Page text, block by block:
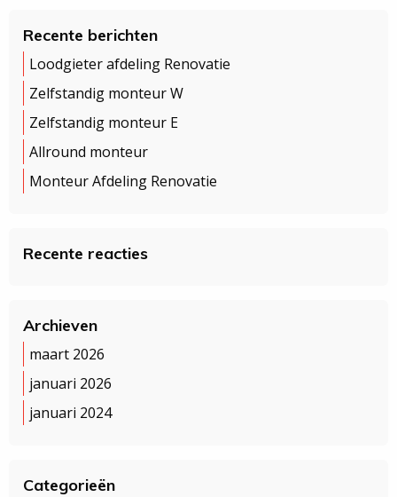
Recente berichten
Loodgieter afdeling Renovatie
Zelfstandig monteur W
Zelfstandig monteur E
Allround monteur
Monteur Afdeling Renovatie
Recente reacties
Archieven
maart 2026
januari 2026
januari 2024
Categorieën